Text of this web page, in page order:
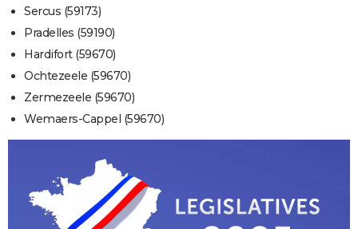
Sercus (59173)
Pradelles (59190)
Hardifort (59670)
Ochtezeele (59670)
Zermezeele (59670)
Wemaers-Cappel (59670)